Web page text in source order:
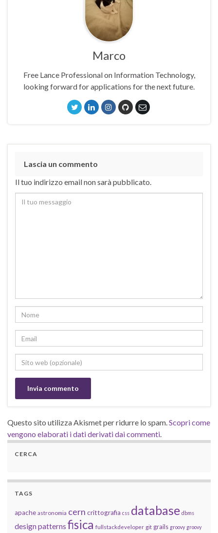
Marco
Free Lance Professional on Information Technology,
looking forward for applications for the next future.
Lascia un commento
Il tuo indirizzo email non sarà pubblicato.
Questo sito utilizza Akismet per ridurre lo spam.Scopri come
vengono elaborati i dati derivati dai commenti.
CERCA
TAGS
apache astronomia cern crittografia css database dbms
design patterns fisica fullstackdeveloper git grails groovy groovy